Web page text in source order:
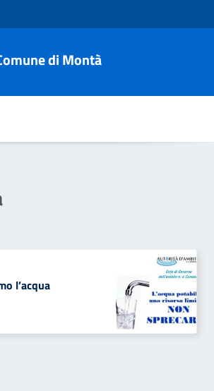
di Montà
l’acqua